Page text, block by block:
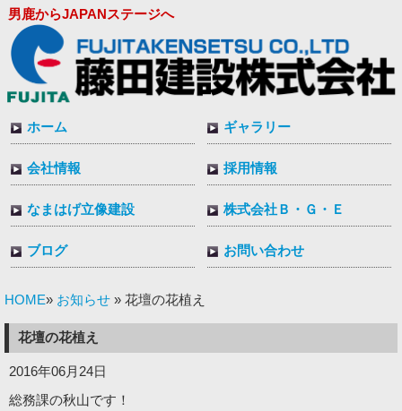
男鹿からJAPANステージへ
ホーム ギャラリー
会社情報 採用情報
なまはげ立像建設 株式会社Ｂ・Ｇ・Ｅ
ブログ お問い合わせ
HOME» お知らせ » 花壇の花植え
花壇の花植え
2016年06月24日
総務課の秋山です！